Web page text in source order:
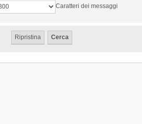
Caratteri dei messaggi